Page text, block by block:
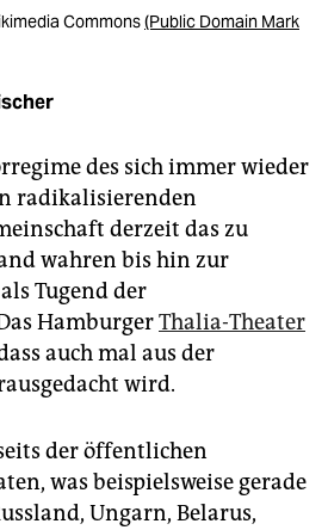
Commons(Public Domain Mark
des sich immer wieder
radikalisierenden
derzeit das zu
wahren bis hin zur
Tugend der
HamburgerThalia-Theater
auch mal aus der
wird.
der öffentlichen
was beispielsweise gerade
Ungarn, Belarus,